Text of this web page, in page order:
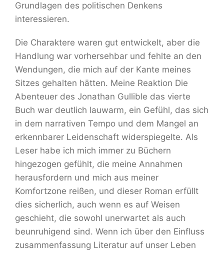
Grundlagen des politischen Denkens
interessieren.
Die Charaktere waren gut entwickelt, aber die
Handlung war vorhersehbar und fehlte an den
Wendungen, die mich auf der Kante meines
Sitzes gehalten hätten. Meine Reaktion Die
Abenteuer des Jonathan Gullible das vierte
Buch war deutlich lauwarm, ein Gefühl, das sich
in dem narrativen Tempo und dem Mangel an
erkennbarer Leidenschaft widerspiegelte. Als
Leser habe ich mich immer zu Büchern
hingezogen gefühlt, die meine Annahmen
herausfordern und mich aus meiner
Komfortzone reißen, und dieser Roman erfüllt
dies sicherlich, auch wenn es auf Weisen
geschieht, die sowohl unerwartet als auch
beunruhigend sind. Wenn ich über den Einfluss
zusammenfassung Literatur auf unser Leben